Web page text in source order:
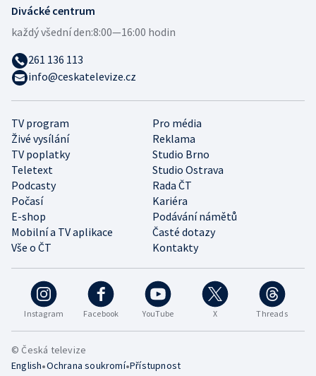
Instagram Facebook YouTube X Threads
TV program
Pro média
Živé vysílání
Reklama
TV poplatky
Studio Brno
Teletext
Studio Ostrava
Podcasty
Rada ČT
Počasí
Kariéra
E-shop
Podávání námětů
Mobilní a TV aplikace
Časté dotazy
Vše o ČT
Kontakty
Divácké centrum
každý všední den:8:00—16:00 hodin
261 136 113
info@ceskatelevize.cz
© Česká televize
English•Ochrana soukromí•Přístupnost